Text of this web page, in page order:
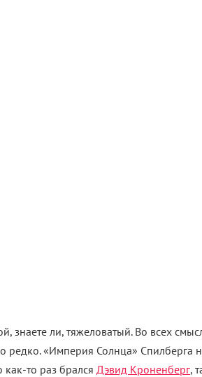
знаете ли, тяжеловатый. Во всех
редко. «Империя Солнца» Спилберга
то раз брался Дэвид Кроненберг,